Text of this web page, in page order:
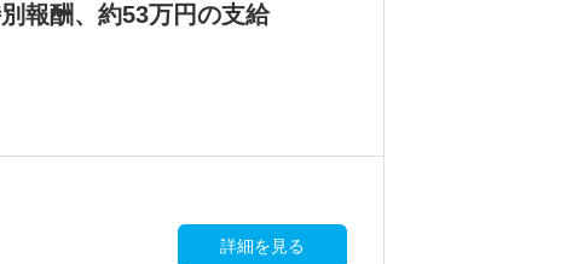
報酬、約53万円の支給
詳細を見る